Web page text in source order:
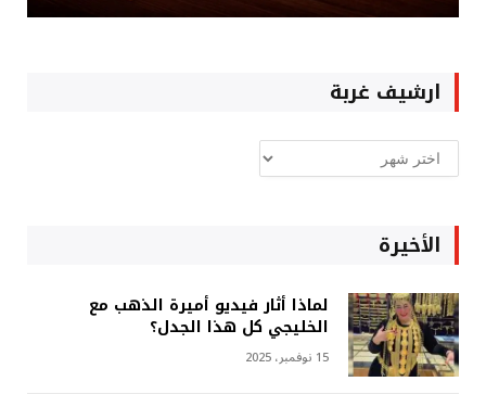
ارشيف غربة
ارشيف
غربة
الأخيرة
لماذا أثار فيديو أميرة الذهب مع
الخليجي كل هذا الجدل؟
15 نوفمبر، 2025